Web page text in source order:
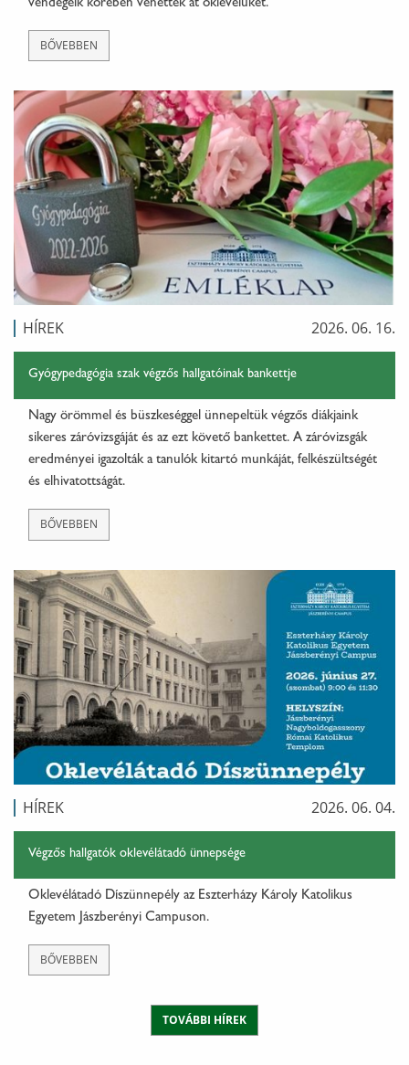
vendégeik körében vehették át oklevelüket.
BŐVEBBEN
HÍREK 2026. 06. 16.
Gyógypedagógia szak végzős hallgatóinak bankettje
Nagy örömmel és büszkeséggel ünnepeltük végzős diákjaink
sikeres záróvizsgáját és az ezt követő bankettet. A záróvizsgák
eredményei igazolták a tanulók kitartó munkáját, felkészültségét
és elhivatottságát.
BŐVEBBEN
HÍREK 2026. 06. 04.
Végzős hallgatók oklevélátadó ünnepsége
Oklevélátadó Díszünnepély az Eszterházy Károly Katolikus
Egyetem Jászberényi Campuson.
BŐVEBBEN
TOVÁBBI HÍREK